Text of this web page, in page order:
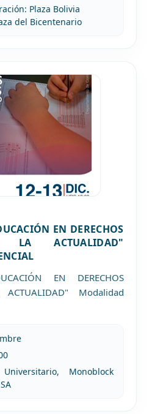
Plaza Bolivia
del Bicentenario
EN DERECHOS
LA ACTUALIDAD"
EN DERECHOS
Modalidad
Monoblock